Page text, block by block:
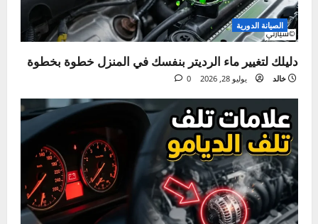
خالد أغسطس 4, 2026 0
الصيانة الدورية
دليلك لتغيير ماء الرديتر بنفسك في المنزل خطوة بخطوة